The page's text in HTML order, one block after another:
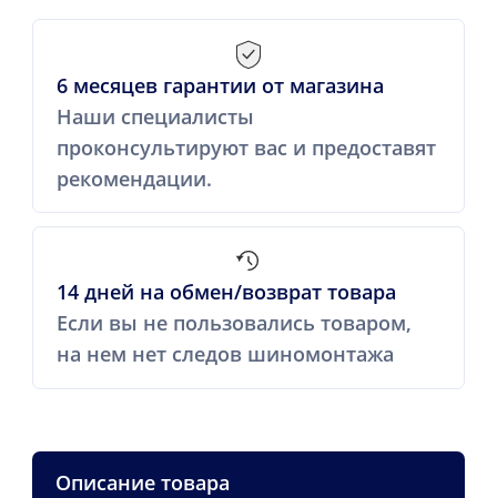
6 месяцев гарантии от магазина
Наши специалисты
проконсультируют вас и предоставят
рекомендации.
14 дней на обмен/возврат товара
Если вы не пользовались товаром,
на нем нет следов шиномонтажа
Описание товара